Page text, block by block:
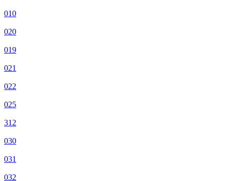
010
020
019
021
022
025
312
030
031
032